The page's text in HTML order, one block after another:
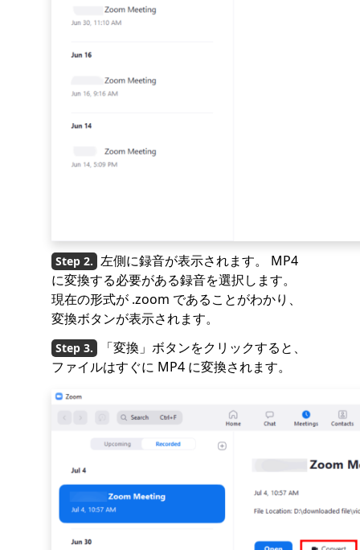
左側に録音が表示されます。 MP4
に変換する必要がある録音を選択します。
現在の形式が .zoom であることがわかり、
変換ボタンが表示されます。
「変換」ボタンをクリックすると、
ファイルはすぐに MP4 に変換されます。